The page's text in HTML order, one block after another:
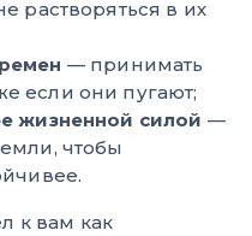
растворяться в их
— принимать
если они пугают;
жизненной силой —
чтобы
к вам как